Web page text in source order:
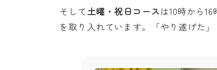
そして土曜・祝日コースは10時から
を取り入れています。「やり遂げた